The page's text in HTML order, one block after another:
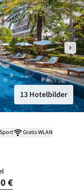
13 Hotelbilder
Sport Gratis WLAN
€